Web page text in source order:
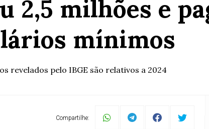
2,5 milhões e
mínimos
revelados pelo IBGE são relativos a 2024
Compartilhe: